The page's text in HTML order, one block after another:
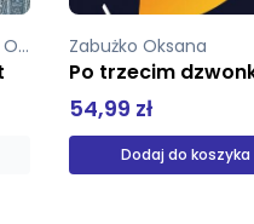
Zabużko Oksana
44,99 zł
Produkt niedostępny